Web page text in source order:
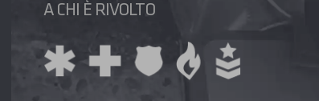
A CHI È RIVOLTO